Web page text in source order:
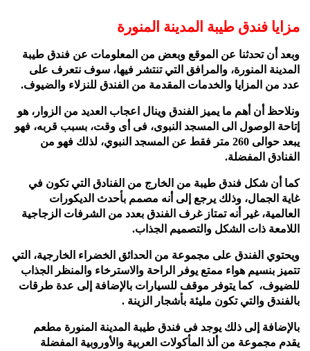
مزايا فندق طيبة المدينة المنورة
وبعد أن تحدثنا عن الموقع وبعض من المعلومات عن فندق طيبة
المدينة المنورة، والمرافق التي تنتشر فيها، سوف نتعرف على
عدد من المزايا والخدمات المقدمة من الفندق للنزلاء والضيوف.
ونلاحظ أن أهم ما يميز الفندق وينال اعجاب العديد من الزوار، هو
إتاحة الوصول الى المسجد النبوى، فى أى وقت، بسبب قربه، فهو
يبعد حوالى 260 متر فقط عن المسجد النبوي، لذلك فهو من
الفنادق المفضلة.
كما أن شكل فندق طيبة من الخارج من الفنادق التي تكون في
غاية الجمال، وذلك يرجع إلى أنه مصمم بأحدث الديكورات
العالمية، غير أنه تمتاز غرف الفندق بعدد من الشرفات الزجاجية
اللامعة ذات الشكل والتصميم الجذاب.
ويحتوي الفندق على مجموعة من الحدائق الخضراء الخارجية، التي
تتميز بنسيم هواء ممتع يوفر الراحة والاسترخاء والمنظر الجذاب
للضيوف، كما يتوفر موقف للسيارات بالإضافة إلى عدة طرقات
بالفندق والتي تكون مليئة بأشجار الزينة .
بالإضافة إلى ذلك يوجد فى فندق طيبة المدينة المنورة مطعم
يقدم مجموعة من ألذ المأكولات العربية والأوروبية المفضلة